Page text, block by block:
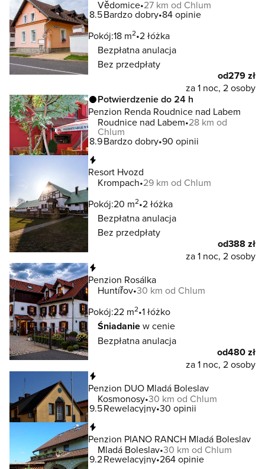
Vědomice 27 km od Chlum
8.5Bardzo dobry 84 opinie
Pokój:18 m2 2 łóżka
Bezpłatna anulacja
Bez przedpłaty
od279 zł
za 1 noc, 2 osoby
Potwierdzenie do 24 h
Penzion Renda Roudnice nad Labem
Roudnice nad Labem 28 km od
Chlum
8.9Bardzo dobry 90 opinii
Resort Hvozd
Krompach 29 km od Chlum
Pokój:20 m2 2 łóżka
Bezpłatna anulacja
Bez przedpłaty
od388 zł
za 1 noc, 2 osoby
Penzion Rosálka
Huntířov 30 km od Chlum
Pokój:22 m2 1 łóżko
Śniadaniew cenie
Bezpłatna anulacja
od480 zł
za 1 noc, 2 osoby
Penzion DUO Mladá Boleslav
Kosmonosy 30 km od Chlum
9.5Rewelacyjny 30 opinii
Penzion PIANO RANCH Mladá Boleslav
Mladá Boleslav 30 km od Chlum
9.2Rewelacyjny 264 opinie